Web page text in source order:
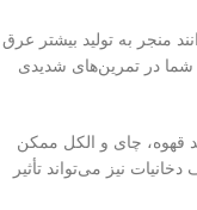
منجر به تولید بیشتر عرق
در تمرین‌های شدیدی
قهوه، چای و الکل ممکن
نیز می‌تواند تأثیر